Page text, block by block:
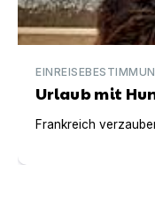
Urlaub mit
Frankreich